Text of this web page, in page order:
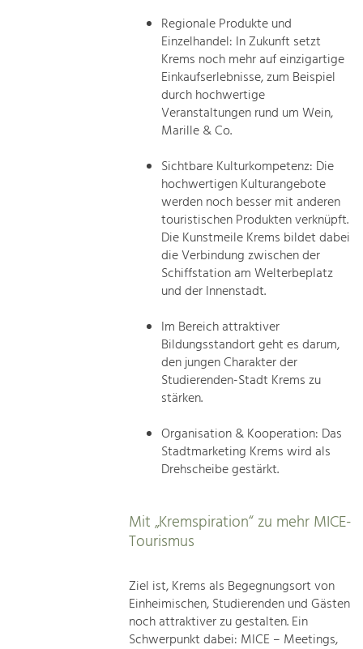
Regionale Produkte und
Einzelhandel: In Zukunft setzt
Krems noch mehr auf einzigartige
Einkaufserlebnisse, zum Beispiel
durch hochwertige
Veranstaltungen rund um Wein,
Marille & Co.
Sichtbare Kulturkompetenz: Die
hochwertigen Kulturangebote
werden noch besser mit anderen
touristischen Produkten verknüpft.
Die Kunstmeile Krems bildet dabei
die Verbindung zwischen der
Schiffstation am Welterbeplatz
und der Innenstadt.
Im Bereich attraktiver
Bildungsstandort geht es darum,
den jungen Charakter der
Studierenden-Stadt Krems zu
stärken.
Organisation & Kooperation: Das
Stadtmarketing Krems wird als
Drehscheibe gestärkt.
Mit „Kremspiration“ zu mehr MICE-
Tourismus
Ziel ist, Krems als Begegnungsort von
Einheimischen, Studierenden und Gästen
noch attraktiver zu gestalten. Ein
Schwerpunkt dabei: MICE – Meetings,